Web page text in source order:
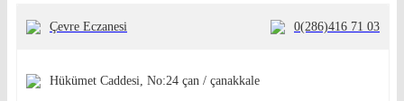
Çevre Eczanesi 0(286)416 71 03
Hükümet Caddesi, No:24 çan / çanakkale